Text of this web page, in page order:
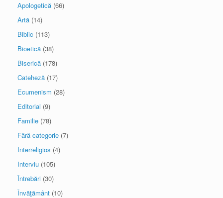
Apologetică (66)
Artă (14)
Biblic (113)
Bioetică (38)
Biserică (178)
Cateheză (17)
Ecumenism (28)
Editorial (9)
Familie (78)
Fără categorie (7)
Interreligios (4)
Interviu (105)
Întrebări (30)
Învăţământ (10)